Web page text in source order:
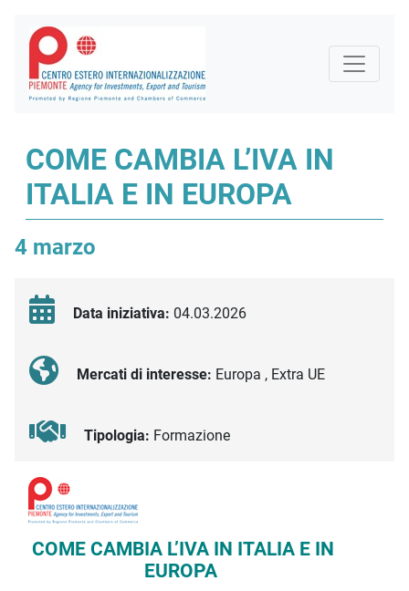
COME CAMBIA L’IVA IN
ITALIA E IN EUROPA
4 marzo
Data iniziativa: 04.03.2026
Mercati di interesse: Europa , Extra UE
Tipologia: Formazione
Descrizione iniziativa
COME CAMBIA L’IVA IN ITALIA E IN
EUROPA